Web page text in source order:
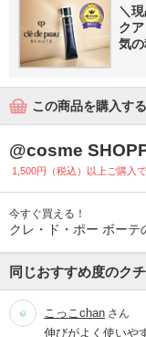
＼
ク
気の
この商品を購入する
@cosme
1,500円（税込）以上ご購入
今すぐ買える！
クレ・ド・ポー ボーテ
同じおすすめ度のク
こっこchan さん
伸びがよく使いや